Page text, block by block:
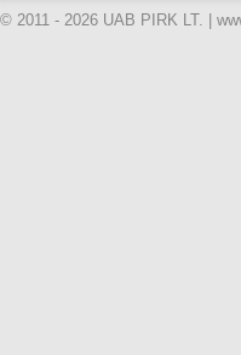
© 2011 - 2026 UAB PIRK LT. |